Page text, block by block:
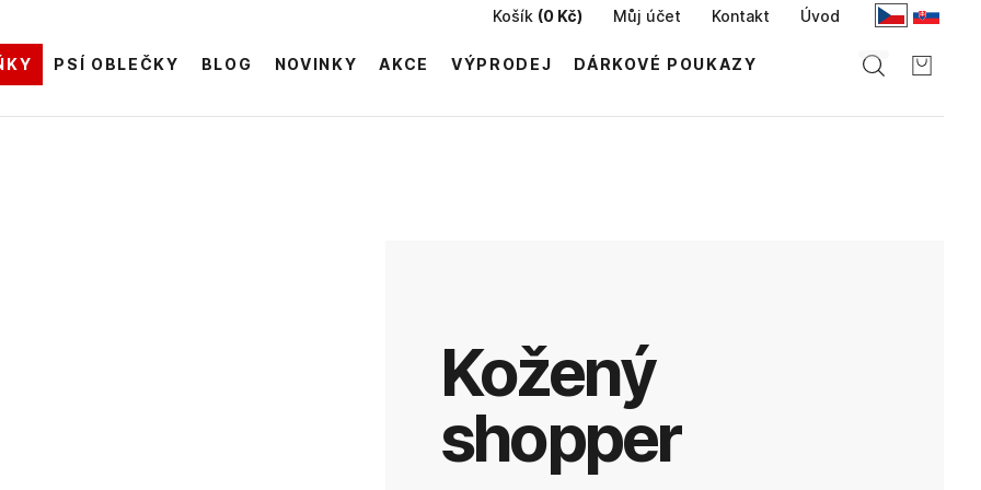
Kožený
shopper
Úvod
Kontakt
Můj účet
Košík (0 Kč)
PSÍ OBLEČKY BLOG NOVINKY AKCE VÝPRODEJ DÁRKOVÉ POUKAZY